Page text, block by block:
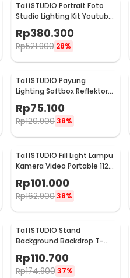
TaffSTUDIO Portrait Foto
Studio Lighting Kit Youtube
Vlog - LD-TZ07A
Rp380.300
Rp521.900 28%
TaffSTUDIO Payung
Lighting Softbox Reflektor
- LD-TZ206
Rp75.100
Rp120.90038%
TaffSTUDIO Fill Light Lampu
Kamera Video Portable 112
Rp101.000
Rp162.90038%
TaffSTUDIO Stand
Background Backdrop T-
- M139
Rp110.700
Rp174.90037%